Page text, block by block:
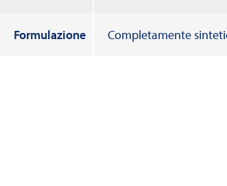
Formulazione Completamente